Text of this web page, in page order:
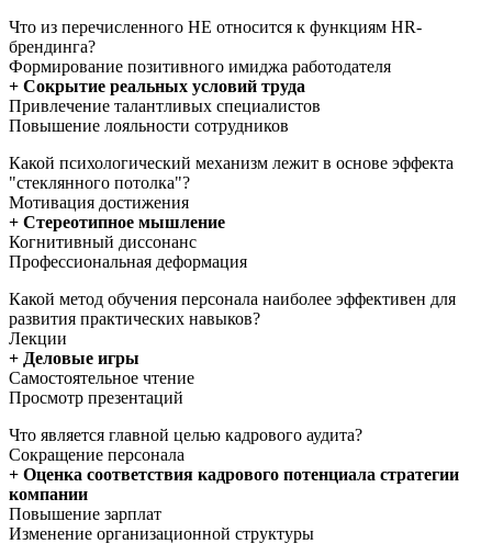
Что из перечисленного НЕ относится к функциям HR-
брендинга?
Формирование позитивного имиджа работодателя
+ Сокрытие реальных условий труда
Привлечение талантливых специалистов
Повышение лояльности сотрудников
Какой психологический механизм лежит в основе эффекта
"стеклянного потолка"?
Мотивация достижения
+ Стереотипное мышление
Когнитивный диссонанс
Профессиональная деформация
Какой метод обучения персонала наиболее эффективен для
развития практических навыков?
Лекции
+ Деловые игры
Самостоятельное чтение
Просмотр презентаций
Что является главной целью кадрового аудита?
Сокращение персонала
+ Оценка соответствия кадрового потенциала стратегии
компании
Повышение зарплат
Изменение организационной структуры